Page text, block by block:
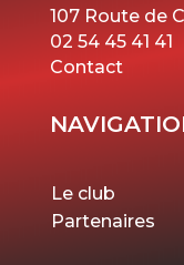
107 Route de
02 54 45 41 41
Contact
Le club
Partenaires